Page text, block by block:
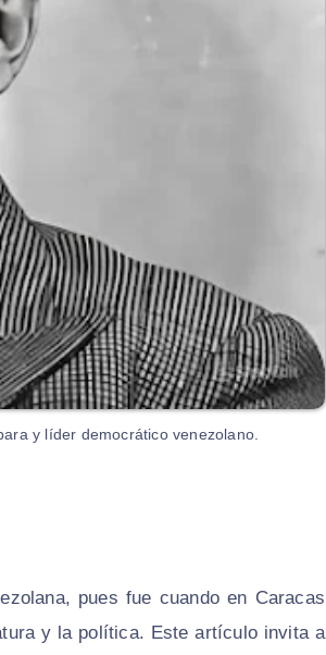
y líder democrático venezolano.
pues fue cuando en Caracas
y la política. Este artículo invita a